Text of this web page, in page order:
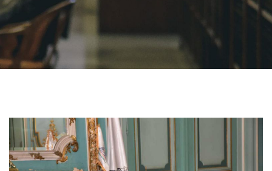
الرعاية الصحية
المراكز والوحدات
الإعلام
تواصل معنا